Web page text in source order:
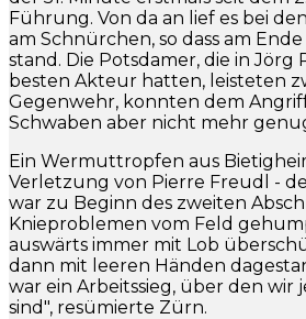
Führung. Von da an lief es bei
am Schnürchen, so dass am
stand. Die Potsdamer, die in Jörg
besten Akteur hatten, leisteten
Gegenwehr, konnten dem
Schwaben aber nicht mehr
Ein Wermuttropfen aus
Verletzung von Pierre Freudl -
war zu Beginn des zweiten
Knieproblemen vom Feld
auswärts immer mit Lob
dann mit leeren Händen
war ein Arbeitssieg, über den wir
sind", resümierte Zürn.